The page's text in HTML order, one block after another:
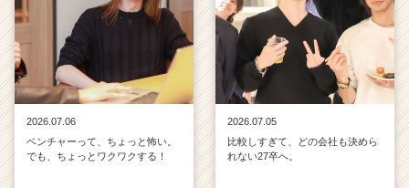
2026.07.06
ベンチャーって、ちょっと怖い。
でも、ちょっとワクワクする！
2026.07.05
比較しすぎて、どの会社も決めら
れない27卒へ。